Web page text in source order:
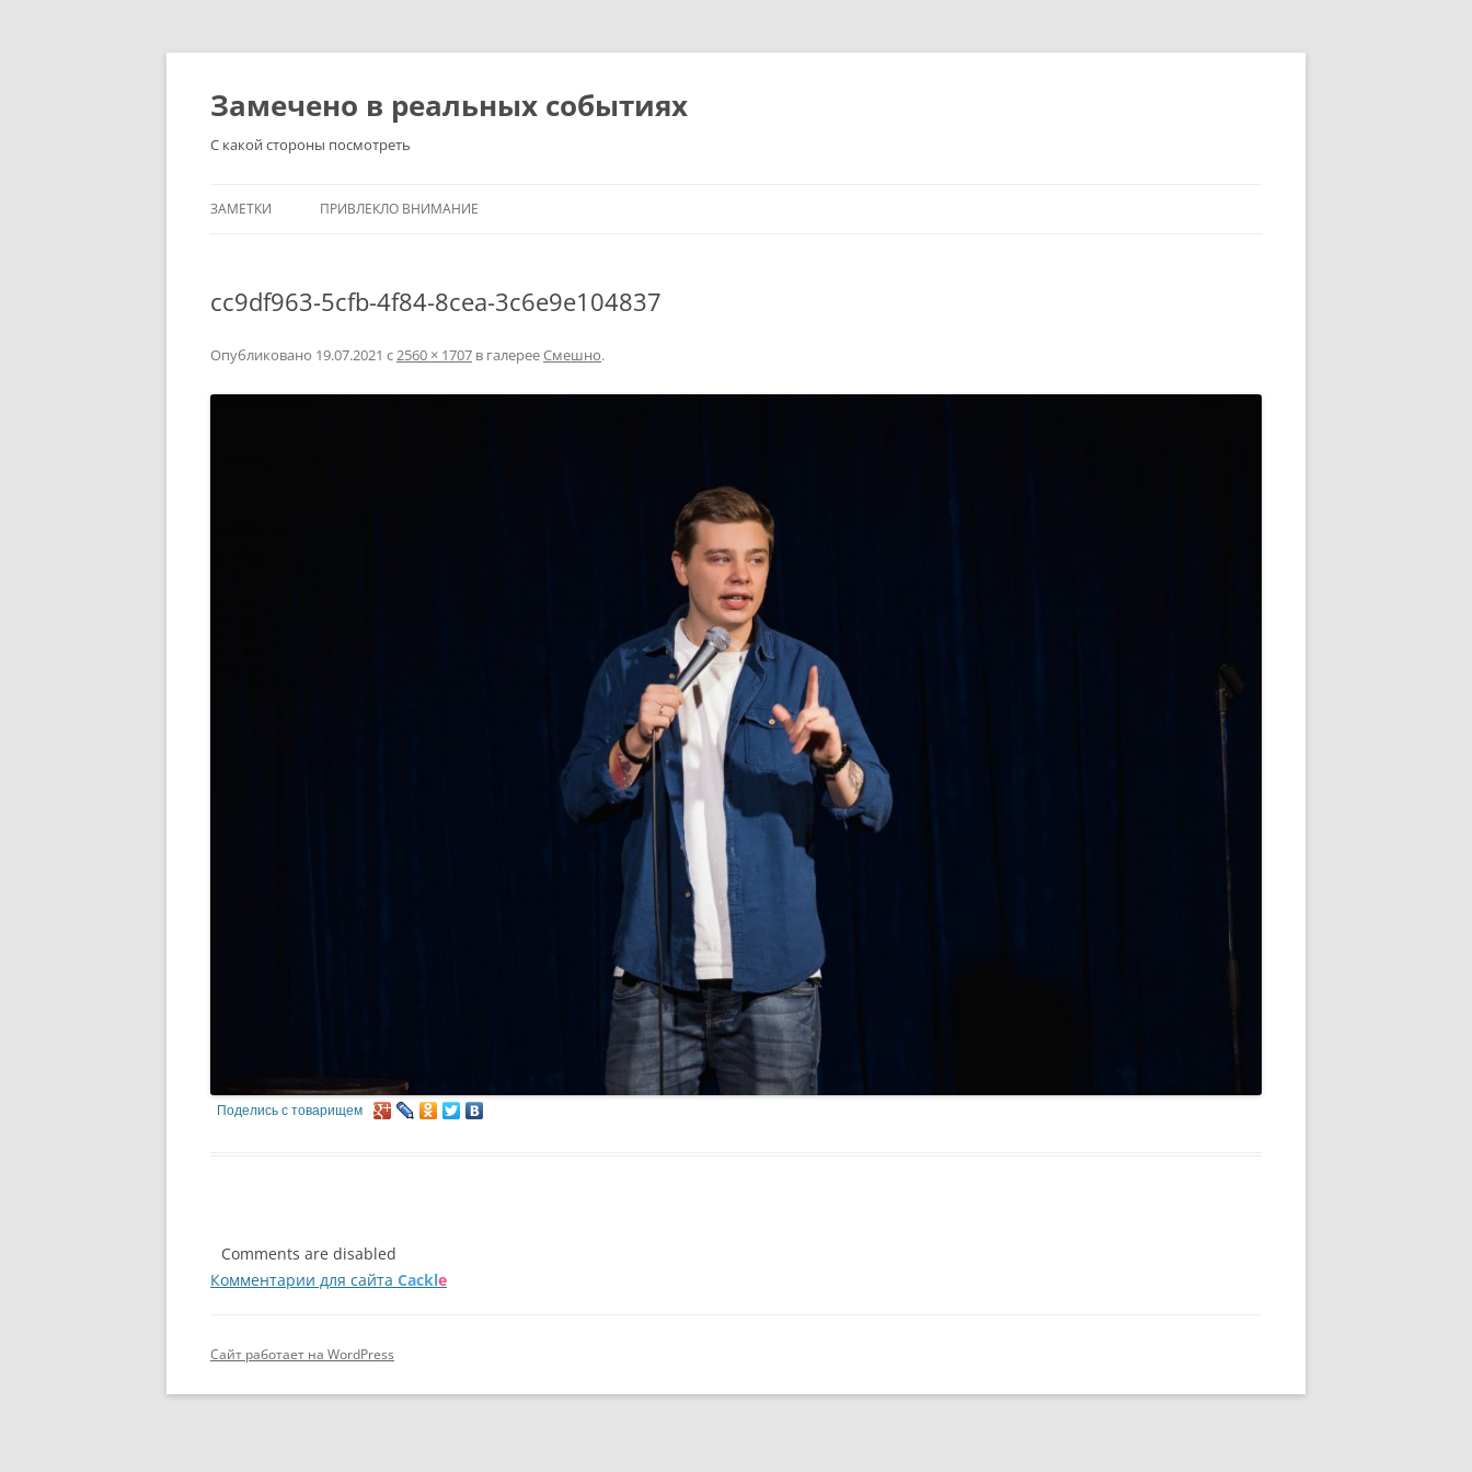
Перейти
Замечено в реальных событиях
С какой стороны посмотреть
ЗАМЕТКИ ПРИВЛЕКЛО ВНИМАНИЕ
cc9df963-5cfb-4f84-8cea-3c6e9e104837
Опубликовано 19.07.2021 с2560 × 1707 в галерееСмешно.
Поделись с товарищем
Comments are disabled
Комментарии для сайта Cackle
Сайт работает на WordPress